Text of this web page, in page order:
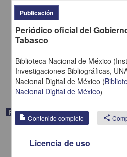
Periódico oficial del Gobierno del
Publicación periódica
Publicación
Periódico oficial del
Tabasco
Biblioteca Nacional de México
Investigaciones Bibliográficas,
Nacional Digital de México (
Nacional Digital de México)
Contenido completo share
Licencia de uso